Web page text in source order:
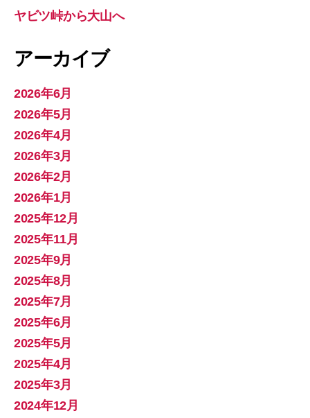
ヤビツ峠から大山へ
アーカイブ
2026年6月
2026年5月
2026年4月
2026年3月
2026年2月
2026年1月
2025年12月
2025年11月
2025年9月
2025年8月
2025年7月
2025年6月
2025年5月
2025年4月
2025年3月
2024年12月